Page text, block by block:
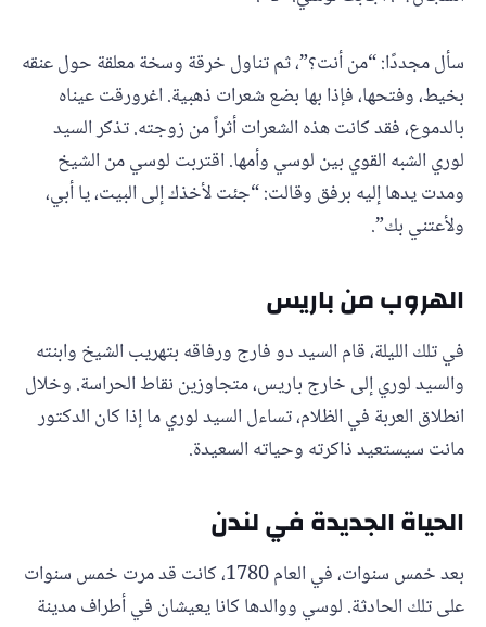
سأل مجددًا: “من أنت؟”، ثم تناول خرقة وسخة معلقة حول عنقه
بخيط، وفتحها، فإذا بها بضع شعرات ذهبية. اغرورقت عيناه
بالدموع، فقد كانت هذه الشعرات أثراً من زوجته. تذكر السيد
لوري الشبه القوي بين لوسي وأمها. اقتربت لوسي من الشيخ
ومدت يدها إليه برفق وقالت: “جئت لأخذك إلى البيت، يا أبي،
ولأعتني بك”.
الهروب من باريس
في تلك الليلة، قام السيد دو فارج ورفاقه بتهريب الشيخ وابنته
والسيد لوري إلى خارج باريس، متجاوزين نقاط الحراسة. وخلال
انطلاق العربة في الظلام، تساءل السيد لوري ما إذا كان الدكتور
مانت سيستعيد ذاكرته وحياته السعيدة.
الحياة الجديدة في لندن
بعد خمس سنوات، في العام 1780، كانت قد مرت خمس سنوات
على تلك الحادثة. لوسي ووالدها كانا يعيشان في أطراف مدينة